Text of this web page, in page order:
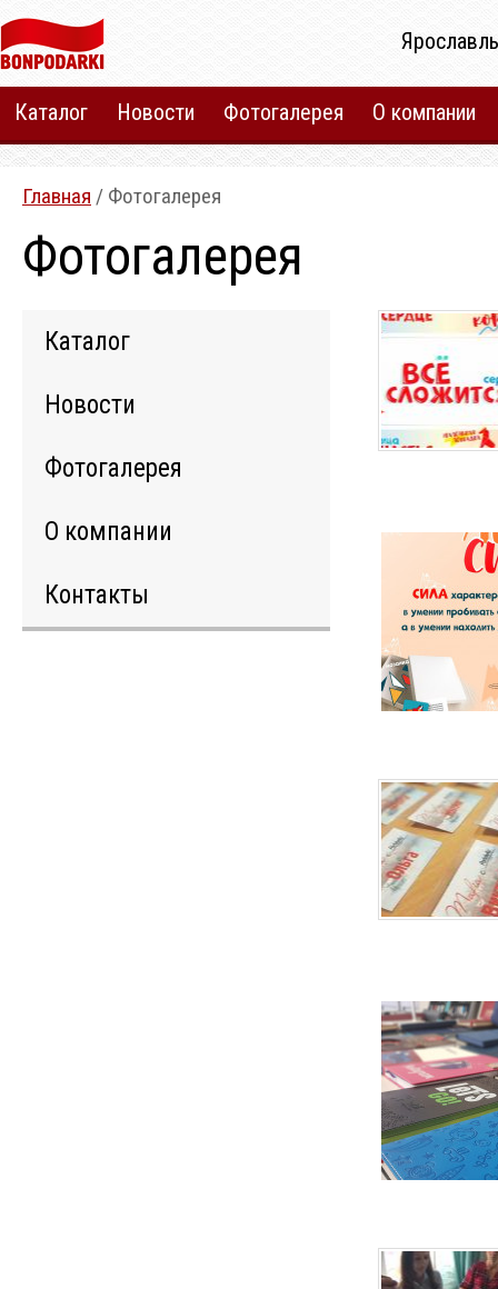
Каталог Новости Фотогалерея О компании
Главная / Фотогалерея
Фотогалерея
Каталог
Новости
Фотогалерея
О компании
Контакты